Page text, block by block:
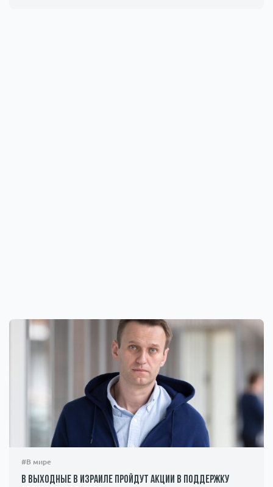
#В мире
В выходные в Израиле пройдут акции в поддержку